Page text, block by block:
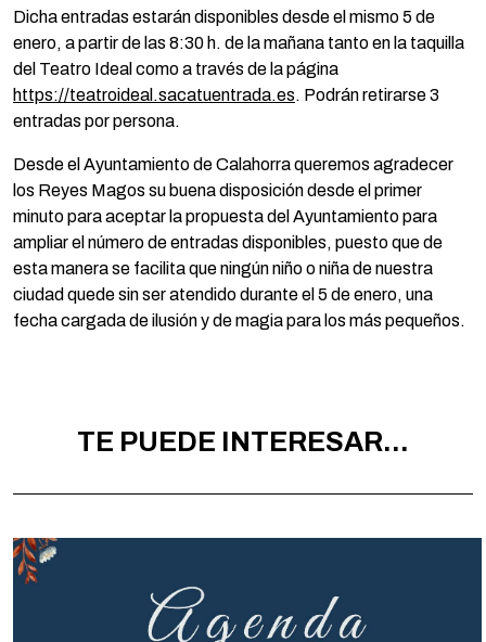
Dicha entradas estarán disponibles desde el mismo 5 de
enero, a partir de las 8:30 h. de la mañana tanto en la taquilla
del Teatro Ideal como a través de la página
https://teatroideal.sacatuentrada.es. Podrán retirarse 3
entradas por persona.
Desde el Ayuntamiento de Calahorra queremos agradecer
los Reyes Magos su buena disposición desde el primer
minuto para aceptar la propuesta del Ayuntamiento para
ampliar el número de entradas disponibles, puesto que de
esta manera se facilita que ningún niño o niña de nuestra
ciudad quede sin ser atendido durante el 5 de enero, una
fecha cargada de ilusión y de magia para los más pequeños.
TE PUEDE INTERESAR...